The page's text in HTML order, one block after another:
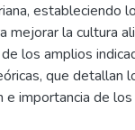
estableciendo
mejorar la cultura
los amplios
que detallan
e importancia de los